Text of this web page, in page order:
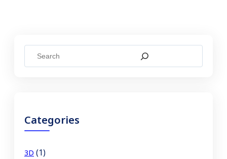
e
h
Categories
3D (1)